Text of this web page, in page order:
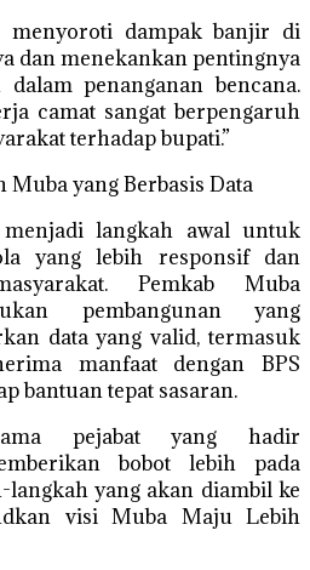
menyoroti dampak banjir di
dan menekankan pentingnya
penanganan bencana.
camat sangat berpengaruh
terhadap bupati.”
yang Berbasis Data
langkah awal untuk
yang lebih responsif dan
Pemkab Muba
pembangunan yang
data yang valid, termasuk
manfaat dengan BPS
bantuan tepat sasaran.
pejabat yang hadir
bobot lebih pada
yang akan diambil ke
visi Muba Maju Lebih